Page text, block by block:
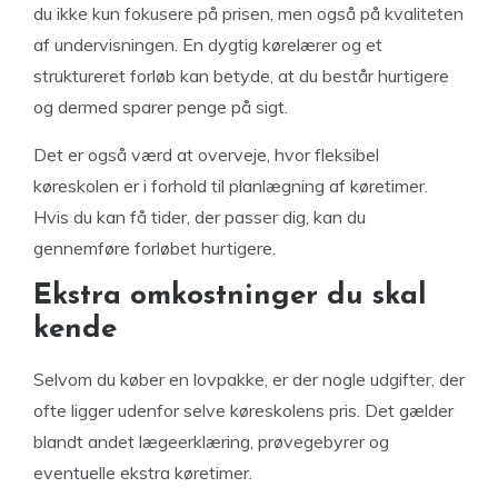
du ikke kun fokusere på prisen, men også på kvaliteten
af undervisningen. En dygtig kørelærer og et
struktureret forløb kan betyde, at du består hurtigere
og dermed sparer penge på sigt.
Det er også værd at overveje, hvor fleksibel
køreskolen er i forhold til planlægning af køretimer.
Hvis du kan få tider, der passer dig, kan du
gennemføre forløbet hurtigere.
Ekstra omkostninger du skal
kende
Selvom du køber en lovpakke, er der nogle udgifter, der
ofte ligger udenfor selve køreskolens pris. Det gælder
blandt andet lægeerklæring, prøvegebyrer og
eventuelle ekstra køretimer.